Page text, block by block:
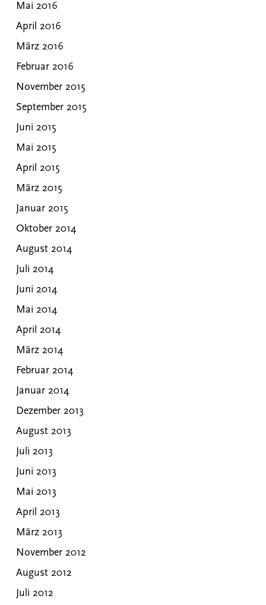
Mai 2016
April 2016
März 2016
Februar 2016
November 2015
September 2015
Juni 2015
Mai 2015
April 2015
März 2015
Januar 2015
Oktober 2014
August 2014
Juli 2014
Juni 2014
Mai 2014
April 2014
März 2014
Februar 2014
Januar 2014
Dezember 2013
August 2013
Juli 2013
Juni 2013
Mai 2013
April 2013
März 2013
November 2012
August 2012
Juli 2012